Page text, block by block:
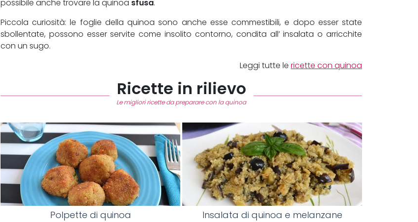
possibile anche trovare la quinoa sfusa.
Piccola curiosità: le foglie della quinoa sono anche esse commestibili, e dopo esser state
sbollentate, possono esser servite come insolito contorno, condita all’ insalata o arricchite
con un sugo.
Leggi tutte le ricette con quinoa
Ricette in rilievo
Le migliori ricette da preparare con la quinoa
Polpette di quinoa Insalata di quinoa e melanzane